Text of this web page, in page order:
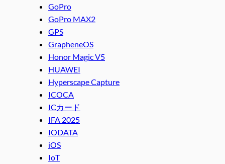
GoPro
GoPro MAX2
GPS
GrapheneOS
Honor Magic V5
HUAWEI
Hyperscape Capture
ICOCA
ICカード
IFA 2025
IODATA
iOS
IoT